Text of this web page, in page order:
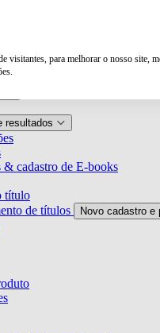
resultados
cadastro de E-books
título
de títulos
Novo cadastro
visitantes, para melhorar o nosso